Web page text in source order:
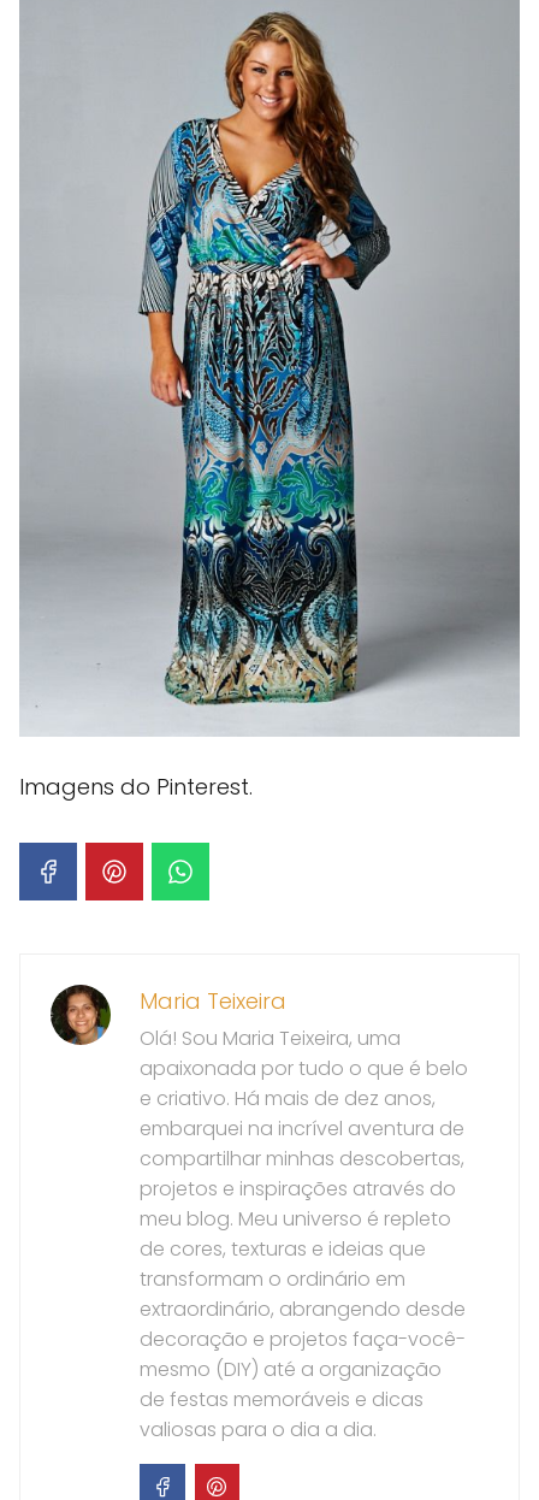
Imagens do Pinterest.
Maria Teixeira
Olá! Sou Maria Teixeira, uma
apaixonada por tudo o que é belo
e criativo. Há mais de dez anos,
embarquei na incrível aventura de
compartilhar minhas descobertas,
projetos e inspirações através do
meu blog. Meu universo é repleto
de cores, texturas e ideias que
transformam o ordinário em
extraordinário, abrangendo desde
decoração e projetos faça-você-
mesmo (DIY) até a organização
de festas memoráveis e dicas
valiosas para o dia a dia.